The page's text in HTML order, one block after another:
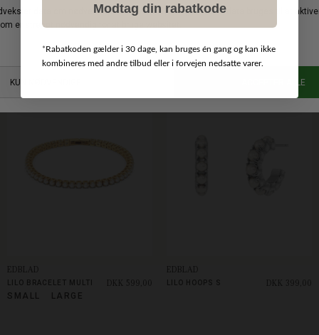
BY MALENE BIRGER
DKK 900,00
SMALL LARGE
EDBLAD
LILO BRACELET MULTI DKK 599,00
EDBLAD
LILO HOOPS S DKK 399,00
Modtag din rabatkode
*Rabatkoden gælder i 30 dage, kan bruges én gang og kan ikke
kombineres med andre tilbud eller i forvejen nedsatte varer.